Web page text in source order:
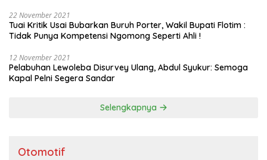
22 November 2021
Tuai Kritik Usai Bubarkan Buruh Porter, Wakil Bupati Flotim :
Tidak Punya Kompetensi Ngomong Seperti Ahli !
12 November 2021
Pelabuhan Lewoleba Disurvey Ulang, Abdul Syukur: Semoga
Kapal Pelni Segera Sandar
Selengkapnya
Otomotif